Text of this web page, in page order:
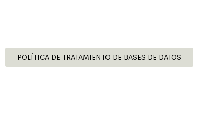
POLÍTICA DE TRATAMIENTO DE BASES DE DATOS